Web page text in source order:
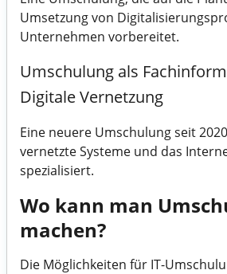
Umsetzung von
Unternehmen vorbereitet.
Umschulung als
Digitale Vernetzung
Eine neuere Umschulung seit
vernetzte Systeme und das
spezialisiert.
Wo kann man
machen?
Die Möglichkeiten für IT-